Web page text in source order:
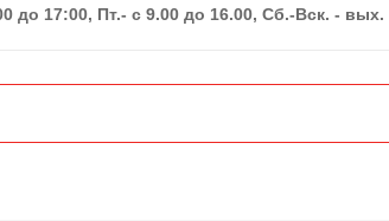
до 17:00, Пт.- с 9.00 до 16.00, Сб.-Вск. - вых.